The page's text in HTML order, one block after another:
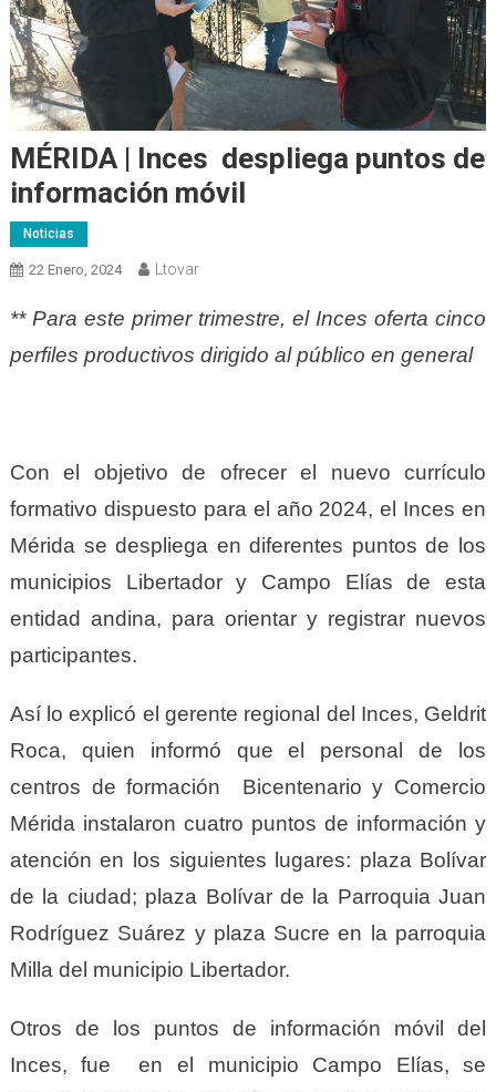
MÉRIDA | Inces despliega puntos de
información móvil
Noticias
22 Enero, 2024 Ltovar
** Para este primer trimestre, el Inces oferta cinco
perfiles productivos dirigido al público en general
Con el objetivo de ofrecer el nuevo currículo
formativo dispuesto para el año 2024, el Inces en
Mérida se despliega en diferentes puntos de los
municipios Libertador y Campo Elías de esta
entidad andina, para orientar y registrar nuevos
participantes.
Así lo explicó el gerente regional del Inces, Geldrit
Roca, quien informó que el personal de los
centros de formación Bicentenario y Comercio
Mérida instalaron cuatro puntos de información y
atención en los siguientes lugares: plaza Bolívar
de la ciudad; plaza Bolívar de la Parroquia Juan
Rodríguez Suárez y plaza Sucre en la parroquia
Milla del municipio Libertador.
Otros de los puntos de información móvil del
Inces, fue en el municipio Campo Elías, se